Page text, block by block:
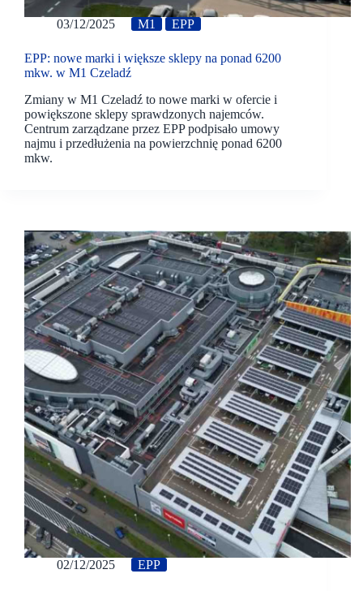
03/12/2025 M1 EPP
EPP: nowe marki i większe sklepy na ponad 6200
mkw. w M1 Czeladź
Zmiany w M1 Czeladź to nowe marki w ofercie i
powiększone sklepy sprawdzonych najemców.
Centrum zarządzane przez EPP podpisało umowy
najmu i przedłużenia na powierzchnię ponad 6200
mkw.
02/12/2025 EPP